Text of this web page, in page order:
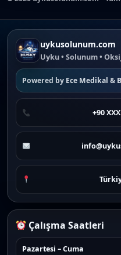
uykusolunum.com
Uyku • Solunum •
Powered by Ece Medikal &
+90
Çalışma Saatleri
Pazartesi – Cuma